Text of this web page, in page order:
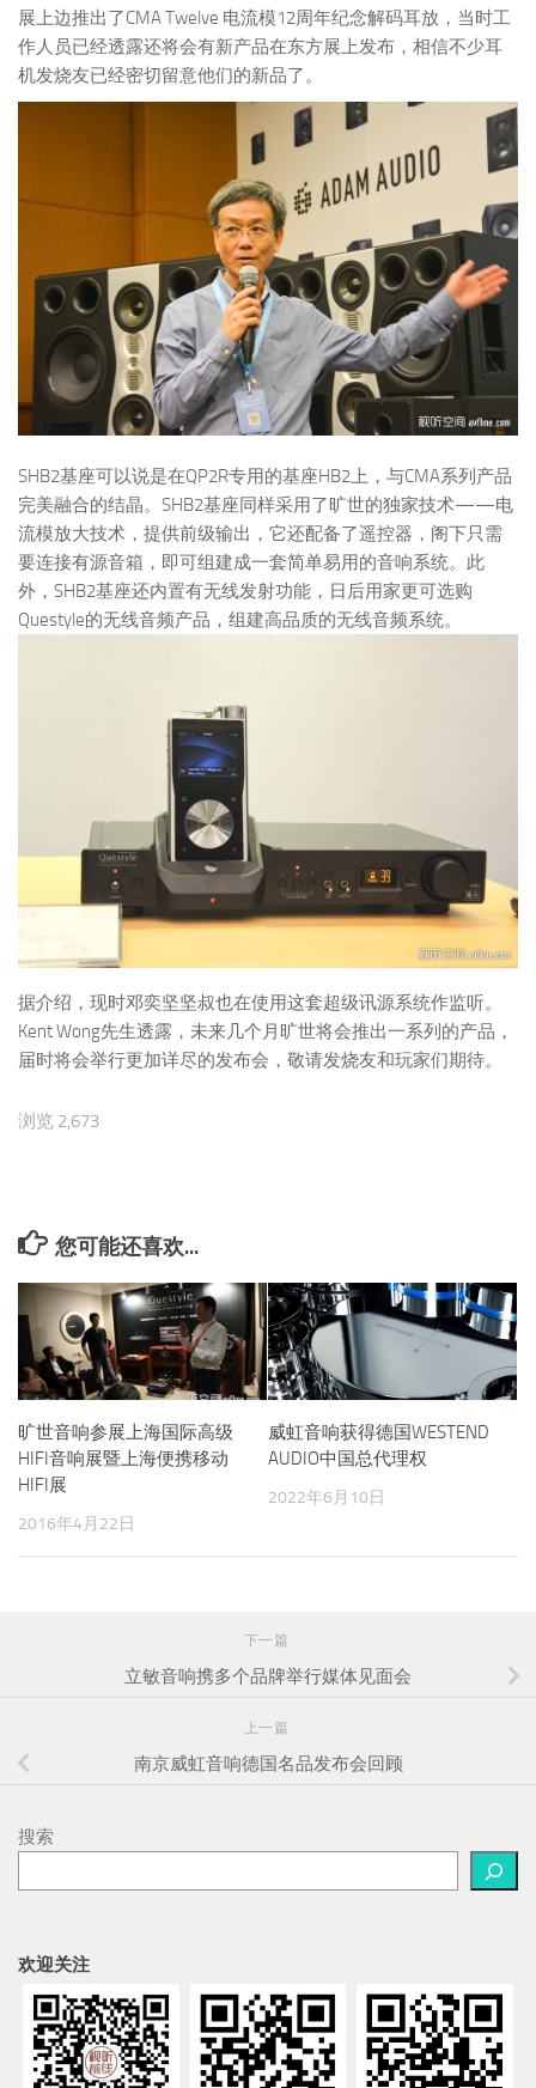
展上边推出了CMA Twelve 电流模12周年纪念解码耳放，当时工
作人员已经透露还将会有新产品在东方展上发布，相信不少耳
机发烧友已经密切留意他们的新品了。
SHB2基座可以说是在QP2R专用的基座HB2上，与CMA系列产品
完美融合的结晶。SHB2基座同样采用了旷世的独家技术——电
流模放大技术，提供前级输出，它还配备了遥控器，阁下只需
要连接有源音箱，即可组建成一套简单易用的音响系统。此
外，SHB2基座还内置有无线发射功能，日后用家更可选购
Questyle的无线音频产品，组建高品质的无线音频系统。
据介绍，现时邓奕坚坚叔也在使用这套超级讯源系统作监听。
Kent Wong先生透露，未来几个月旷世将会推出一系列的产品，
届时将会举行更加详尽的发布会，敬请发烧友和玩家们期待。
浏览 2,673
您可能还喜欢...
旷世音响参展上海国际高级
HIFI音响展暨上海便携移动
HIFI展
2016年4月22日
威虹音响获得德国WESTEND
AUDIO中国总代理权
2022年6月10日
下一篇
立敏音响携多个品牌举行媒体见面会
上一篇
南京威虹音响德国名品发布会回顾
搜索
欢迎关注